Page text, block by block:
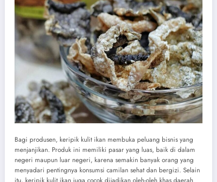
Bagi produsen, keripik kulit ikan membuka peluang bisnis yang
menjanjikan. Produk ini memiliki pasar yang luas, baik di dalam
negeri maupun luar negeri, karena semakin banyak orang yang
menyadari pentingnya konsumsi camilan sehat dan bergizi. Selain
itu, keripik kulit ikan juga cocok dijadikan oleh-oleh khas daerah